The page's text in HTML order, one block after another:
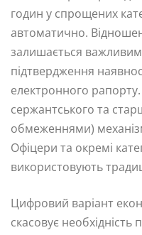
годин у спрощених
автоматично.
залишається
підтвердження
електронного
сержантського та
обмеженнями)
Офіцери та окремі
використовують
Цифровий варіант
скасовує